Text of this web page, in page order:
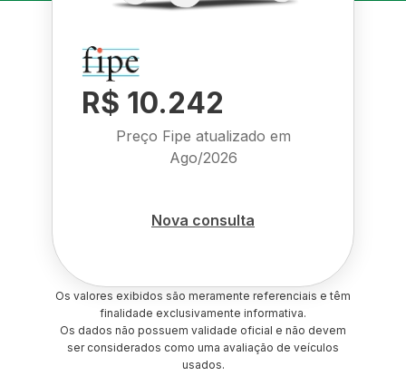
R$ 10.242
Preço Fipe atualizado em
Ago/2026
Nova consulta
Os valores exibidos são meramente referenciais e têm
finalidade exclusivamente informativa.
Os dados não possuem validade oficial e não devem
ser considerados como uma avaliação de veículos
usados.